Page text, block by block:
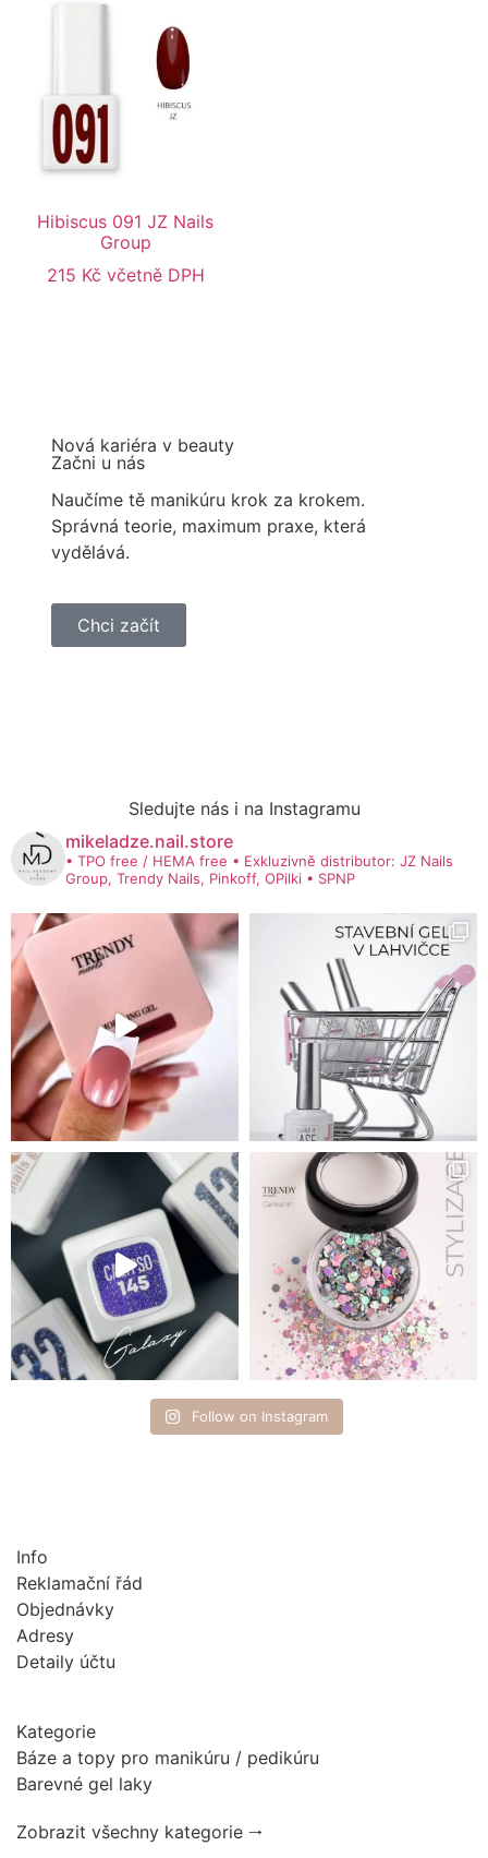
Hibiscus 091 JZ Nails
Group
215 Kč včetně DPH
Nová kariéra v beauty
Začni u nás
Naučíme tě manikúru krok za krokem.
Správná teorie, maximum praxe, která
vydělává.
Chci začít
Sledujte nás i na Instagramu
mikeladze.nail.store
• TPO free / HEMA free • Exkluzivně distributor: JZ Nails
Group, Trendy Nails, Pinkoff, OPilki • SPNP
Follow on Instagram
Info
Reklamační řád
Objednávky
Adresy
Detaily účtu
Kategorie
Báze a topy pro manikúru / pedikúru
Barevné gel laky
Zobrazit všechny kategorie 🠂